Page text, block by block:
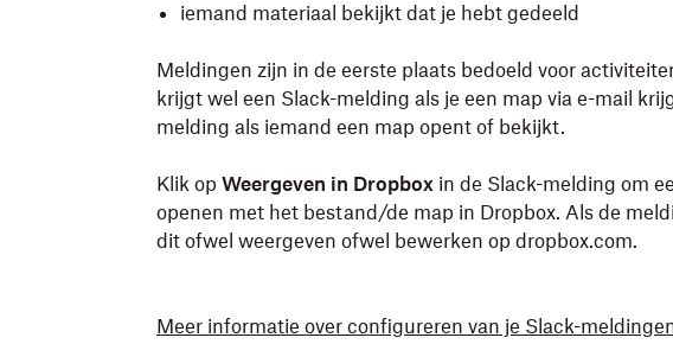
iemand materiaal bekijkt dat je hebt gedeeld
Meldingen zijn in de eerste plaats bedoeld voor
krijgt wel een Slack-melding als je een map via e-mail
melding als iemand een map opent of bekijkt.
Klik op Weergeven in Dropbox in de Slack-melding om
openen met het bestand/de map in Dropbox. Als de
dit ofwel weergeven ofwel bewerken op dropbox.com.
Meer informatie over configureren van je Slack-